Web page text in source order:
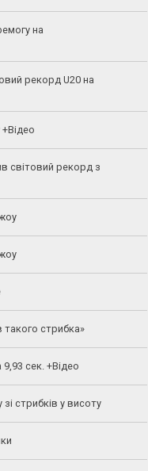
на
рекорд U20 на
світовий рекорд з
такого стрибка»
сек. +Відео
стрибків у висоту